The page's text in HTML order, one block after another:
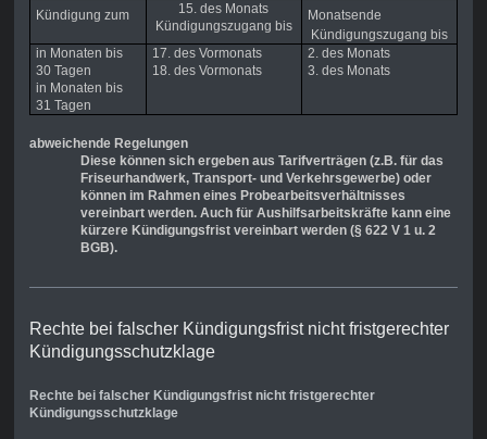
Kündigung zum
15. des Monats
Kündigungszugang bis
Monatsende
Kündigungszugang bis
in Monaten bis
30 Tagen
in Monaten bis
31 Tagen
17. des Vormonats
18. des Vormonats
2. des Monats
3. des Monats
abweichende Regelungen
Diese können sich ergeben aus Tarifverträgen (z.B. für das
Friseurhandwerk, Transport- und Verkehrsgewerbe) oder
können im Rahmen eines Probearbeitsverhältnisses
vereinbart werden. Auch für Aushilfsarbeitskräfte kann eine
kürzere Kündigungsfrist vereinbart werden (§ 622 V 1 u. 2
BGB).
Rechte bei falscher Kündigungsfrist nicht fristgerechter
Kündigungsschutzklage
Rechte bei falscher Kündigungsfrist nicht fristgerechter
Kündigungsschutzklage